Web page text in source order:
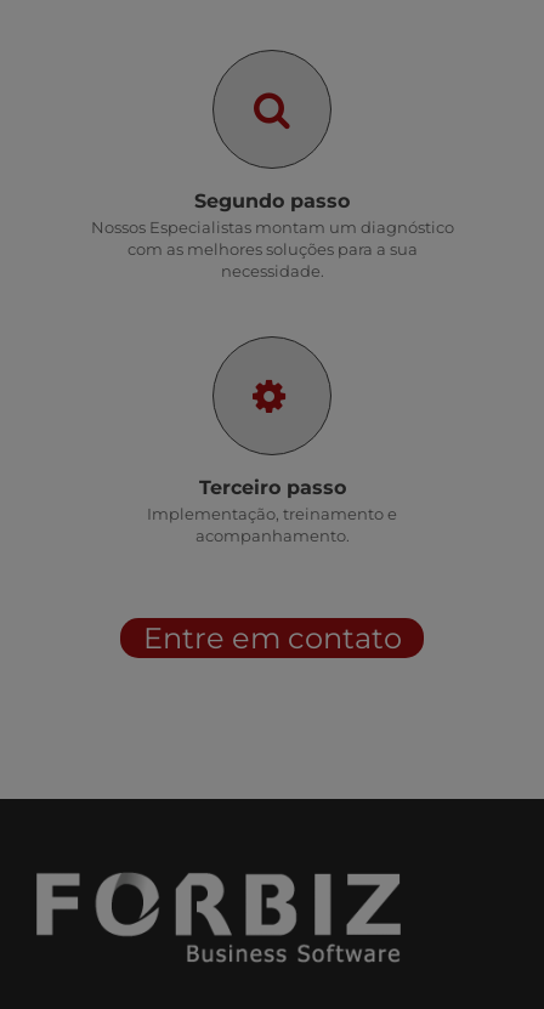
Segundo passo
Nossos Especialistas montam um diagnóstico
com as melhores soluções para a sua
necessidade.
Terceiro passo
Implementação, treinamento e
acompanhamento.
Entre em contato